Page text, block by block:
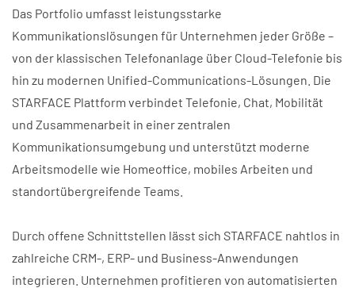
Das Portfolio umfasst leistungsstarke
Kommunikationslösungen für Unternehmen jeder Größe –
von der klassischen Telefonanlage über Cloud-Telefonie bis
hin zu modernen Unified-Communications-Lösungen. Die
STARFACE Plattform verbindet Telefonie, Chat, Mobilität
und Zusammenarbeit in einer zentralen
Kommunikationsumgebung und unterstützt moderne
Arbeitsmodelle wie Homeoffice, mobiles Arbeiten und
standortübergreifende Teams.
Durch offene Schnittstellen lässt sich STARFACE nahtlos in
zahlreiche CRM-, ERP- und Business-Anwendungen
integrieren. Unternehmen profitieren von automatisierten